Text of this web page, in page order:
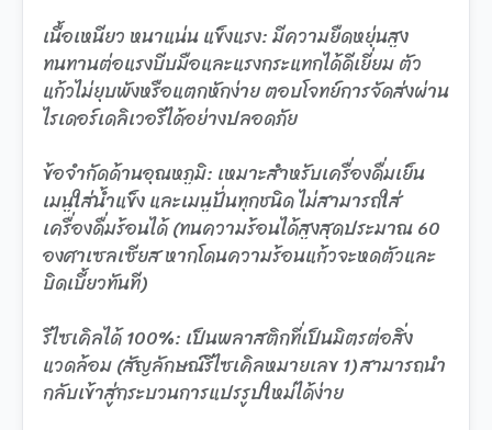
เนื้อเหนียว หนาแน่น แข็งแรง: มีความยืดหยุ่นสูง
ทนทานต่อแรงบีบมือและแรงกระแทกได้ดีเยี่ยม ตัว
แก้วไม่ยุบพังหรือแตกหักง่าย ตอบโจทย์การจัดส่งผ่าน
ไรเดอร์เดลิเวอรีได้อย่างปลอดภัย
ข้อจำกัดด้านอุณหภูมิ: เหมาะสำหรับเครื่องดื่มเย็น
เมนูใส่น้ำแข็ง และเมนูปั่นทุกชนิด ไม่สามารถใส่
เครื่องดื่มร้อนได้ (ทนความร้อนได้สูงสุดประมาณ 60
องศาเซลเซียส หากโดนความร้อนแก้วจะหดตัวและ
บิดเบี้ยวทันที)
รีไซเคิลได้ 100%: เป็นพลาสติกที่เป็นมิตรต่อสิ่ง
แวดล้อม (สัญลักษณ์รีไซเคิลหมายเลข 1) สามารถนำ
กลับเข้าสู่กระบวนการแปรรูปใหม่ได้ง่าย